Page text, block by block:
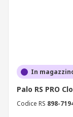
In
Palo RS PRO
Codice RS 898-